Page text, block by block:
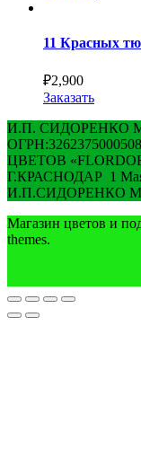
11 Красных
₽2,900
Заказать
И.П. СИДОРЕНКО
ЦВЕТОВ
Г.КРАСНОДАР 1
И.П.СИДОРЕНКО
Магазин цветов и
themes.